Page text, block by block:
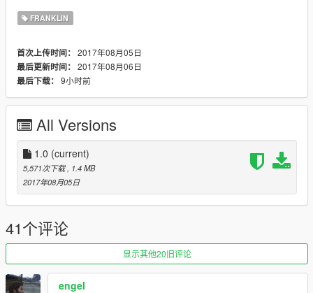
FRANKLIN
首次上传时间： 2017年08月05日
最后更新时间： 2017年08月06日
最后下载： 9小时前
All Versions
1.0 (current)
5,571次下载 , 1.4 MB
2017年08月05日
41个评论
显示其他20旧评论
engel